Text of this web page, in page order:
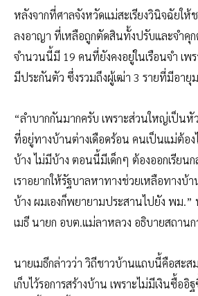
หลังจากที่ศาลจังหวัดแม่สะเรียงวินิจฉัยให้
ลงอาญา ที่เหลือถูกตัดสินทั้งปรับและจำคุ
จำนวนนี้มี 19 คนที่ยังคงอยู่ในเรือนจำ เพ
มีประกันตัว ซึ่งรวมถึงผู้เฒ่า 3 รายที่มีอายุ
“ลำบากกันมากครับ เพราะส่วนใหญ่เป็นหั
ที่อยู่ทางบ้านต่างเดือดร้อน คนเป็นแม่ต้อง
บ้าง ไม่มีบ้าง ตอนนี้มีเด็กๆ ต้องออกเรียน
เราอยากให้รัฐบาลหาทางช่วยเหลือทางบ้
บ้าง ผมเองก็พยายามประสานไปยัง พม.”
เมธี นายก อบต.แม่ลาหลวง อธิบายสถาน
นายเมธีกล่าวว่า วิถีชาวบ้านแถบนี้คือสะส
เก็บไวรอการสร้างบ้าน เพราะไม่มีเงินซื้ออิ